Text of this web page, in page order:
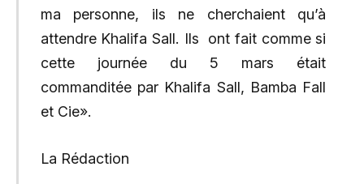
ma personne, ils ne cherchaient qu’à
attendre Khalifa Sall. Ils ont fait comme si
cette journée du 5 mars était
commanditée par Khalifa Sall, Bamba Fall
et Cie».
La Rédaction